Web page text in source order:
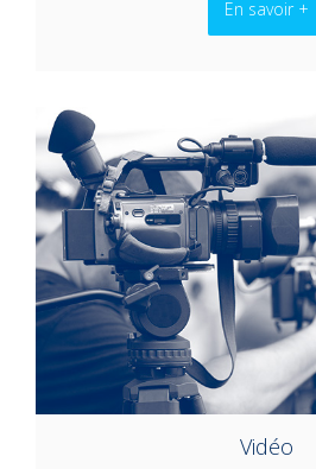
En savoir +
Vidéo